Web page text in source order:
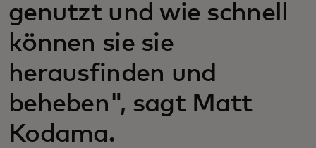
genutzt und wie schnell
können sie sie
herausfinden und
beheben", sagt Matt
Kodama.